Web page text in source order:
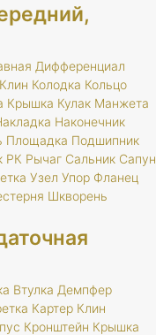
Дифференциал
Клин Колодка Кольцо
Крышка Кулак Манжета
Наконечник
Площадка Подшипник
РК Рычаг Сальник Сапун
Узел Упор Фланец
Шкворень
Втулка Демпфер
Картер Клин
Кронштейн Крышка